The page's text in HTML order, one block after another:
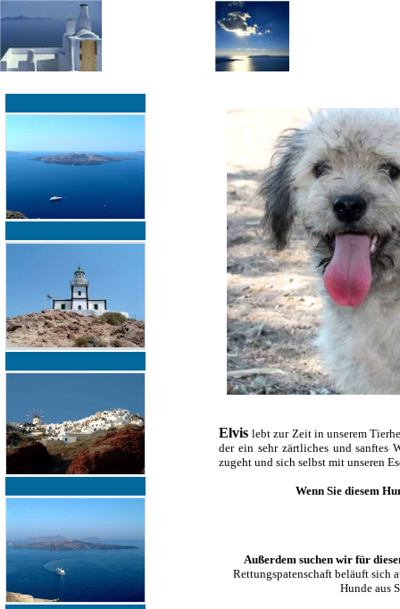
Elvislebt zur Zeit in unserem
der ein sehr zärtliches und sanftes
zugeht und sich selbst mit unseren
Wenn Sie diesem
Außerdem suchen wir für
Rettungspatenschaft beläuft sich
Hunde aus